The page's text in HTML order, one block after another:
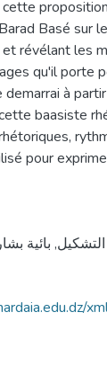
Basé sur
révélant les
qu'il porte
à
baasiste
pour
التشكيل, بائية